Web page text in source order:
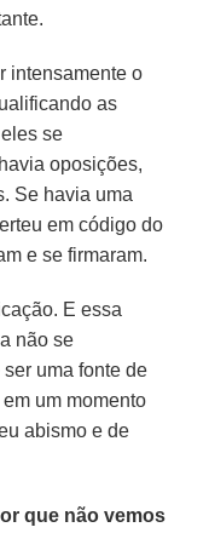
intensamente o
as
se
oposições,
Se havia uma
em código do
e se firmaram.
E essa
não se
uma fonte de
um momento
abismo e de
que não vemos